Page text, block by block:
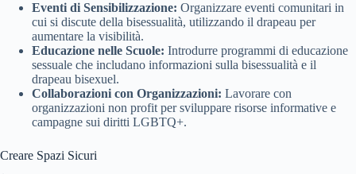
Eventi di Sensibilizzazione: Organizzare eventi comunitari in
cui si discute della bisessualità, utilizzando il drapeau per
aumentare la visibilità.
Educazione nelle Scuole: Introdurre programmi di educazione
sessuale che includano informazioni sulla bisessualità e il
drapeau bisexuel.
Collaborazioni con Organizzazioni: Lavorare con
organizzazioni non profit per sviluppare risorse informative e
campagne sui diritti LGBTQ+.
Creare Spazi Sicuri